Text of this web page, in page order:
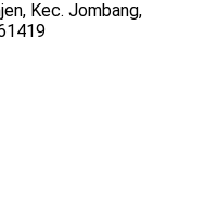
Kec. Jombang,